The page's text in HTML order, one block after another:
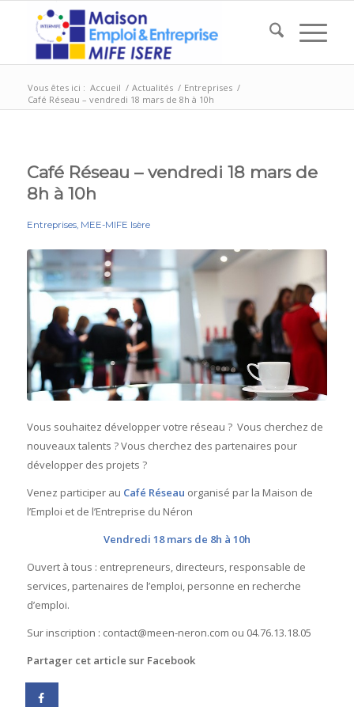
Vous êtes ici : Accueil / Actualités / Entreprises /
Café Réseau – vendredi 18 mars de 8h à 10h
Café Réseau – vendredi 18 mars de
8h à 10h
Entreprises, MEE-MIFE Isère
Vous souhaitez développer votre réseau ? Vous cherchez de
nouveaux talents ? Vous cherchez des partenaires pour
développer des projets ?
Venez participer au Café Réseau organisé par la Maison de
l’Emploi et de l’Entreprise du Néron
Vendredi 18 mars de 8h à 10h
Ouvert à tous : entrepreneurs, directeurs, responsable de
services, partenaires de l’emploi, personne en recherche
d’emploi.
Sur inscription : contact@meen-neron.com ou 04.76.13.18.05
Partager cet article sur Facebook